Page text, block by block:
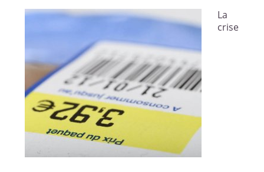
La
crise